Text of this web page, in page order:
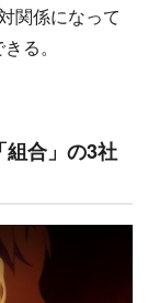
関係になって
る。
組合」の3社